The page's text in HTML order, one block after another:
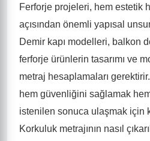
Ferforje projeleri, hem estetik
açısından önemli yapısal
Demir kapı modelleri, balkon
ferforje ürünlerin tasarımı ve
metraj hesaplamaları
hem güvenliğini sağlamak
istenilen sonuca ulaşmak için
Korkuluk metrajının nasıl